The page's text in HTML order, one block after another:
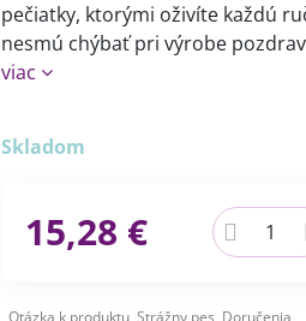
pečiatky, ktorými oživíte každú
nesmú chýbať pri výrobe
viac
Skladom
15,28 €
Otázka k produktu Strážny pes Doručenia